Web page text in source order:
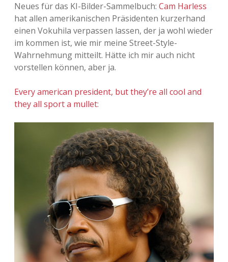
Täglicher Sinnwahn
Visuelles
Wandnotizen
Adventskalender 2012
Adventskalender 2013
Adventskalender 2014
Adventskalender 2015
Adventskalender 2017
Adventskalender 2018
Adventskalender 2019
Adventskalender 2020
Adventskalender 2021
Neues für das KI-Bilder-Sammelbuch: Cam Harless
hat allen amerikanischen Präsidenten kurzerhand
einen Vokuhila verpassen lassen, der ja wohl wieder
im kommen ist, wie mir meine Street-Style-
Wahrnehmung mitteilt. Hätte ich mir auch nicht
vorstellen können, aber ja.
Every american president, but they’re all cool and
they all sport a mullet: